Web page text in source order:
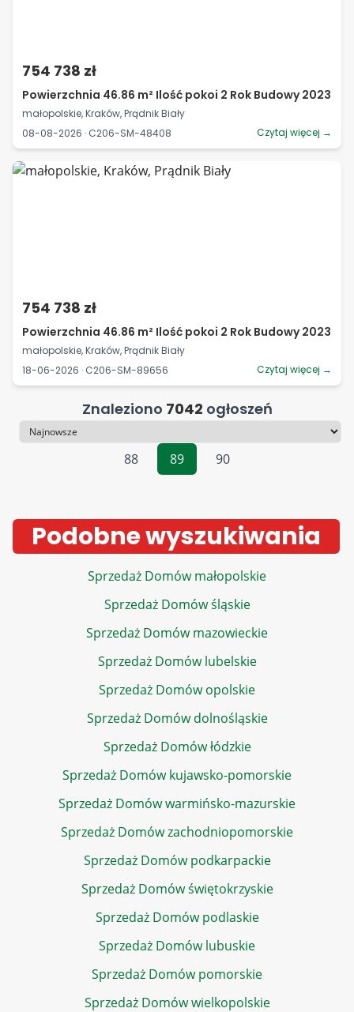
754 738 zł
Powierzchnia 46.86 m² Ilość pokoi 2 Rok Budowy 2023
małopolskie, Kraków, Prądnik Biały
08-08-2026 · C206-SM-48408
Czytaj więcej →
754 738 zł
Powierzchnia 46.86 m² Ilość pokoi 2 Rok Budowy 2023
małopolskie, Kraków, Prądnik Biały
18-06-2026 · C206-SM-89656
Czytaj więcej →
Znaleziono 7042 ogłoszeń
Sortowanie
88
89 90
Podobne wyszukiwania
Sprzedaż Domów małopolskie
Sprzedaż Domów śląskie
Sprzedaż Domów mazowieckie
Sprzedaż Domów lubelskie
Sprzedaż Domów opolskie
Sprzedaż Domów dolnośląskie
Sprzedaż Domów łódzkie
Sprzedaż Domów kujawsko-pomorskie
Sprzedaż Domów warmińsko-mazurskie
Sprzedaż Domów zachodniopomorskie
Sprzedaż Domów podkarpackie
Sprzedaż Domów świętokrzyskie
Sprzedaż Domów podlaskie
Sprzedaż Domów lubuskie
Sprzedaż Domów pomorskie
Sprzedaż Domów wielkopolskie